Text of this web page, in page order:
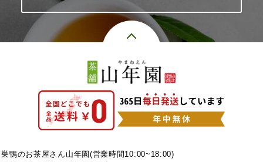
巣鴨のお茶屋さん山年園(営業時間10:00~18:00)